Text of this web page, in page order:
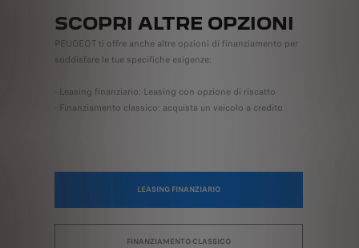
SCOPRI ALTRE OPZIONI
PEUGEOT ti offre anche altre opzioni di finanziamento per
soddisfare le tue specifiche esigenze:
- Leasing finanziario: Leasing con opzione di riscatto
- Finanziamento classico: acquista un veicolo a credito
LEASING FINANZIARIO
FINANZIAMENTO CLASSICO